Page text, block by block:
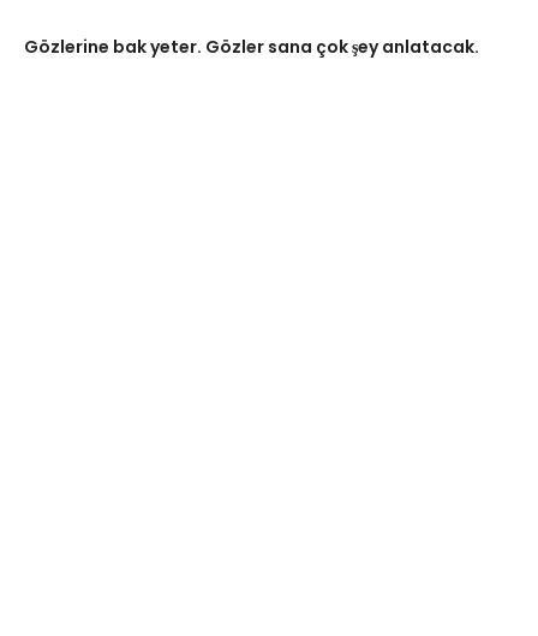
Gözlerine bak yeter. Gözler sana çok şey anlatacak.